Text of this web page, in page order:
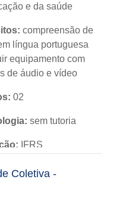
e da saúde
compreensão de
língua portuguesa
equipamento com
de áudio e vídeo
02
sem tutoria
IFRS
Coletiva -